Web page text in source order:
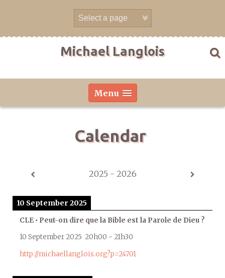
Michael Langlois
Menu
Calendar
2025 - 2026
10 September 2025
CLE • Peut-on dire que la Bible est la Parole de Dieu ?
10 September 2025 20h00 - 21h30
http://michaellanglois.org?p=24701